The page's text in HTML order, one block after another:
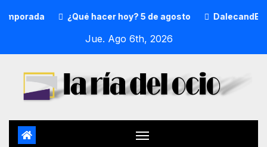
¿Qué hacer hoy? 5 de agosto DalecandELA Fest 5
Jue. Ago 6th, 2026